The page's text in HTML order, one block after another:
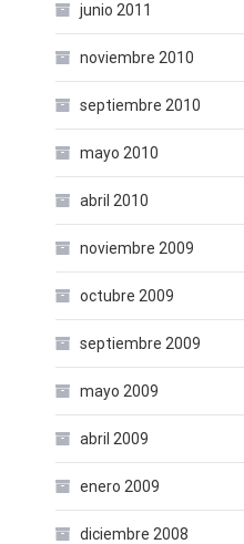
junio 2011
noviembre 2010
septiembre 2010
mayo 2010
abril 2010
noviembre 2009
octubre 2009
septiembre 2009
mayo 2009
abril 2009
enero 2009
diciembre 2008